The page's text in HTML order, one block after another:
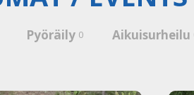
Pyöräily 0 Aikuisurheilu